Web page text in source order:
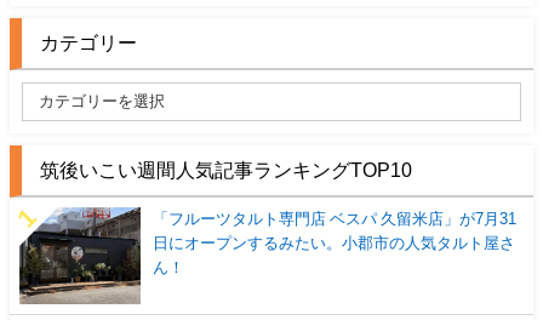
カテゴリー
筑後いこい週間人気記事ランキングTOP10
「フルーツタルト専門店 ベスパ 久留米店」が7月31
日にオープンするみたい。小郡市の人気タルト屋さ
ん！